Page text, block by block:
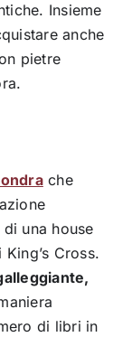
Insieme
anche
pietre
che
una house
Cross.
di libri in